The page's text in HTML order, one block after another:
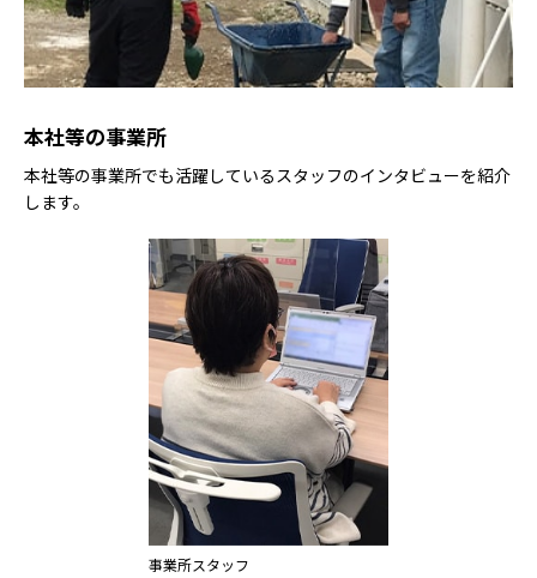
本社等の事業所
本社等の事業所でも活躍しているスタッフのインタビューを紹介
します。
事業所スタッフ